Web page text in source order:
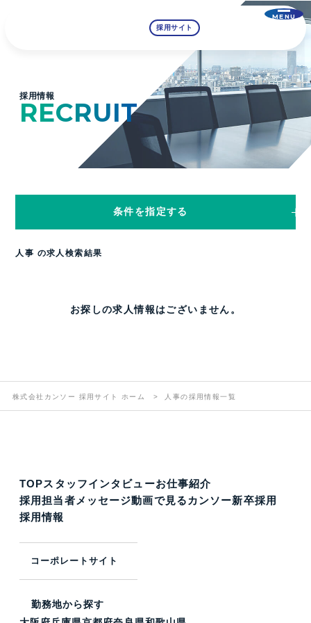
MENU
採用サイト
採用情報
RECRUIT
条件を指定する
人事 の求人検索結果
お探しの求人情報はございません。
株式会社カンソー 採用サイト ホーム 人事の採用情報一覧
TOPスタッフインタビューお仕事紹介
採用担当者メッセージ動画で見るカンソー新卒採用
採用情報
コーポレートサイト
勤務地から探す